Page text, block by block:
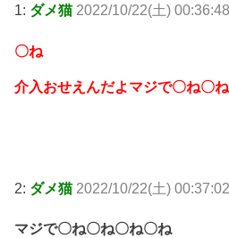
1: ダメ猫 2022/10/22(土)
〇ね
介入おせえんだよマジで〇ね〇
2: ダメ猫 2022/10/22(土)
マジで〇ね〇ね〇ね〇ね